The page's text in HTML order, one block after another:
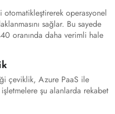
operasyonel
sağlar. Bu sayede
oranında daha verimli hale
çeviklik, Azure PaaS ile
şu alanlarda rekabet